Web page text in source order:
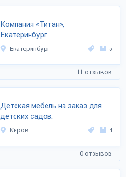
Компания «Титан»,
Екатеринбург
Екатеринбург 5
11 отзывов
Детская мебель на заказ для
детских садов.
Киров 4
0 отзывов